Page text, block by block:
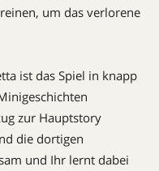
um das verlorene
ist das Spiel in knapp
zur Hauptstory
die dortigen
und Ihr lernt dabei